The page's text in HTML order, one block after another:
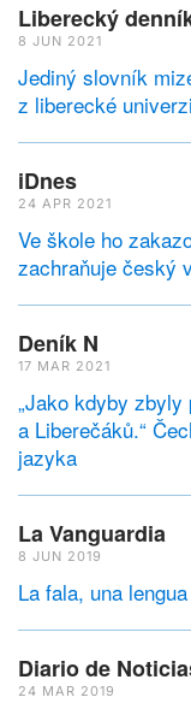
Liberecký
8 JUN 2021
Jediný slovník
z liberecké
iDnes
24 APR 2021
Ve škole ho
zachraňuje český
Deník N
17 MAR 2021
„Jako kdyby
a Liberečáků.“
jazyka
La Vanguardia
8 JUN 2019
La fala, una
Diario de
24 MAR 2019